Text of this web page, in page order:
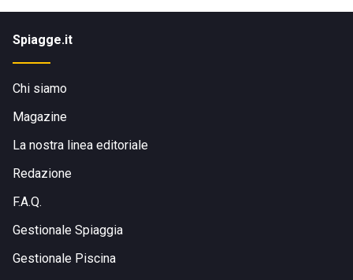
Spiagge.it
Chi siamo
Magazine
La nostra linea editoriale
Redazione
F.A.Q.
Gestionale Spiaggia
Gestionale Piscina